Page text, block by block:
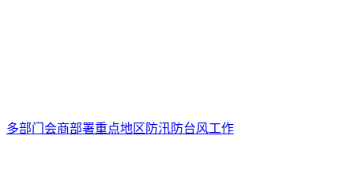
多部门会商部署重点地区防汛防台风工作